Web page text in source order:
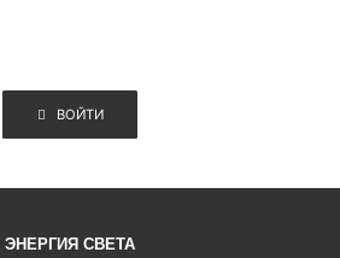
ВОЙТИ
ЭНЕРГИЯ СВЕТА